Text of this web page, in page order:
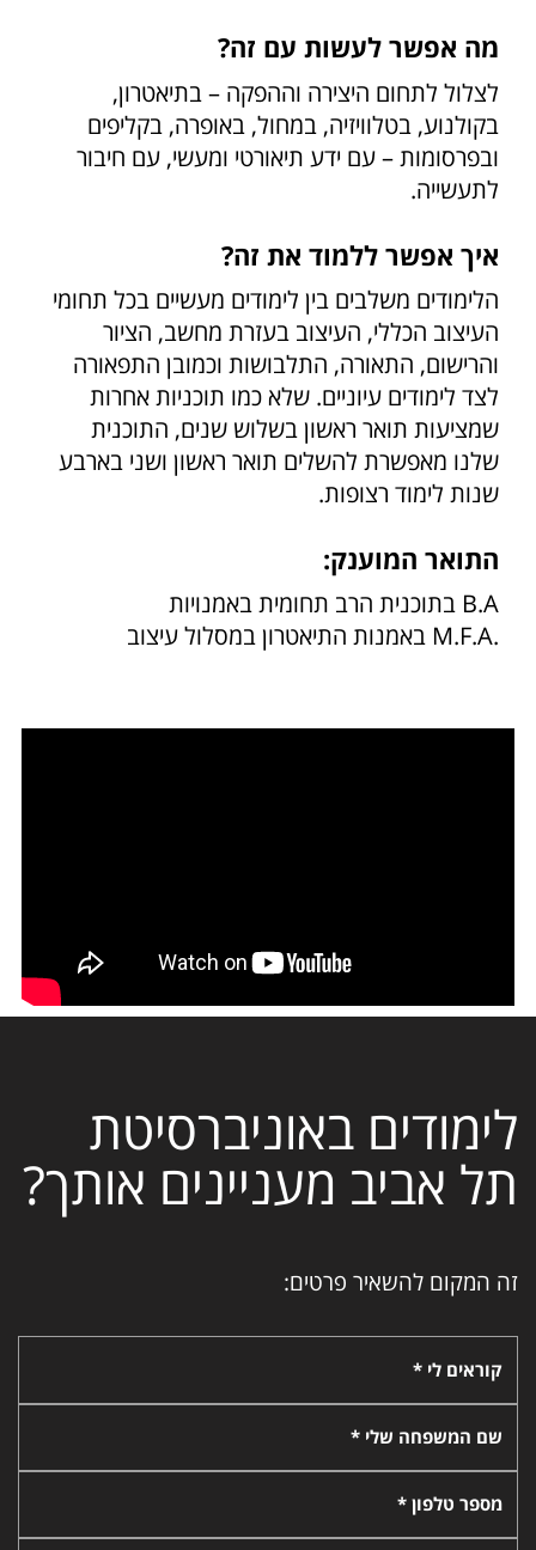
מה אפשר לעשות עם זה?
לצלול לתחום היצירה וההפקה – בתיאטרון,
בקולנוע, בטלוויזיה, במחול, באופרה, בקליפים
ובפרסומות – עם ידע תיאורטי ומעשי, עם חיבור
לתעשייה.
איך אפשר ללמוד את זה?
הלימודים משלבים בין לימודים מעשיים בכל תחומי
העיצוב הכללי, העיצוב בעזרת מחשב, הציור
והרישום, התאורה, התלבושות וכמובן התפאורה
לצד לימודים עיוניים. שלא כמו תוכניות אחרות
שמציעות תואר ראשון בשלוש שנים, התוכנית
שלנו מאפשרת להשלים תואר ראשון ושני בארבע
שנות לימוד רצופות.
התואר המוענק:
B.A בתוכנית הרב תחומית באמנויות
.M.F.A באמנות התיאטרון במסלול עיצוב
לימודים באוניברסיטת
תל אביב מעניינים אותך?
זה המקום להשאיר פרטים:
קוראים לי *
שם המשפחה שלי *
מספר טלפון *